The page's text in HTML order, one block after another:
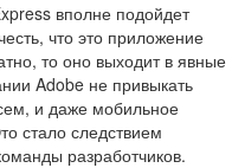
вполне подойдет
что это приложение
то оно выходит в явные
Adobe не привыкать
и даже мобильное
стало следствием
разработчиков.